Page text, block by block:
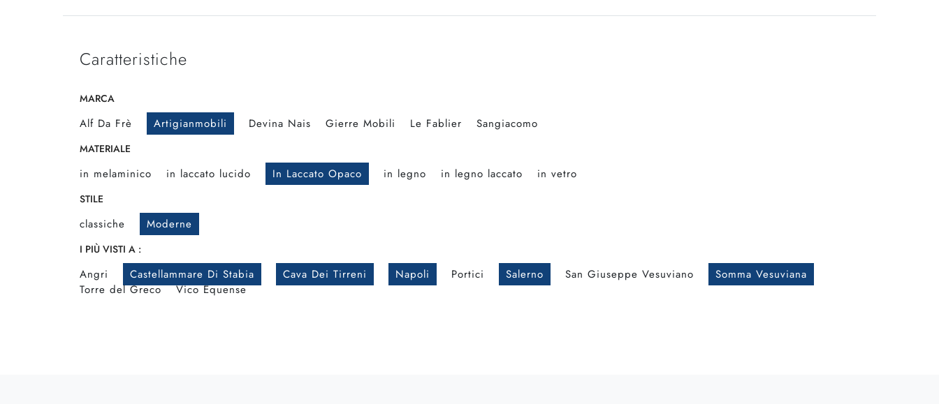
Caratteristiche
MARCA
Alf Da Frè Artigianmobili Devina Nais Gierre Mobili Le Fablier Sangiacomo
MATERIALE
in melaminico in laccato lucido In Laccato Opaco in legno in legno laccato in vetro
STILE
classiche Moderne
I PIÙ VISTI A :
Angri Castellammare Di Stabia Cava Dei Tirreni Napoli Portici Salerno San Giuseppe Vesuviano
Somma Vesuviana
Torre del Greco
Vico Equense